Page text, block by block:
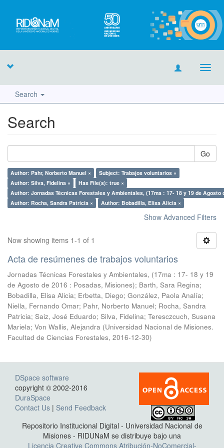
Search
Search
Go
Author: Pahr, Norberto Manuel ×
Subject: Trabajos voluntarios ×
Author: Silva, Fidelina ×
Has File(s): true ×
Author: Jornadas Técnicas Forestales y Ambientales, (17ma : 17- 18 y 19 de Agosto
Author: Rocha, Sandra Patricia ×
Author: Bobadilla, Elisa Alicia ×
Show Advanced Filters
Now showing items 1-1 of 1
Acta de resúmenes de trabajos voluntarios
Jornadas Técnicas Forestales y Ambientales, (17ma : 17- 18 y 19
de Agosto de 2016 : Posadas, Misiones); Barth, Sara Regina;
Bobadilla, Elisa Alicia; Erbetta, Diego; González, Paola Analía;
Niella, Fernando Omar; Pahr, Norberto Manuel; Rocha, Sandra
Patricia; Saiz, José Eduardo; Silva, Fidelina; Teresczcuch, Susana
Mariela; Von Wallis, Alejandra (Universidad Nacional de Misiones.
Facultad de Ciencias Forestales, 2016-12-30)
DSpace software
copyright © 2002-2016
DuraSpace
Contact Us | Send Feedback
Repositorio Institucional Digital - Universidad Nacional de
Misiones - RIDUNaM se distribuye bajo una
Licencia Creative Commons Atribución-NoComercial-